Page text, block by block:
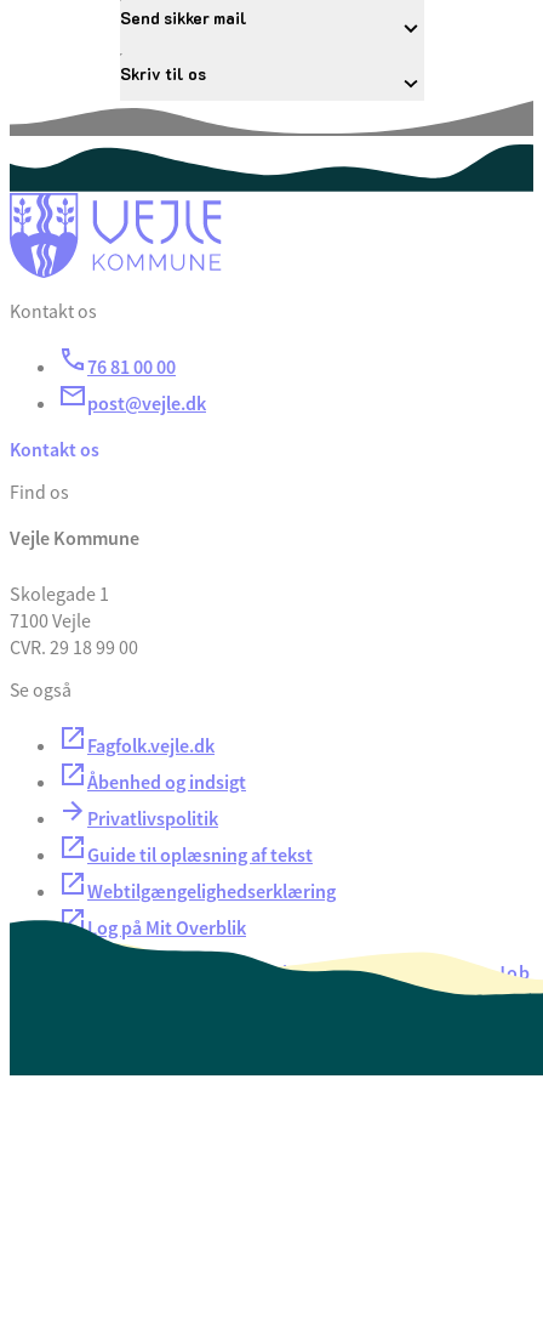
Send sikker mail
Skriv til os
Kontakt os
76 81 00 00
post@vejle.dk
Kontakt os
Find os
Vejle Kommune
Skolegade 1
7100 Vejle
CVR. 29 18 99 00
Se også
Fagfolk.vejle.dk
Åbenhed og indsigt
Privatlivspolitik
Guide til oplæsning af tekst
Webtilgængelighedserklæring
Log på Mit Overblik
Oversigt over selvbetjeningJob